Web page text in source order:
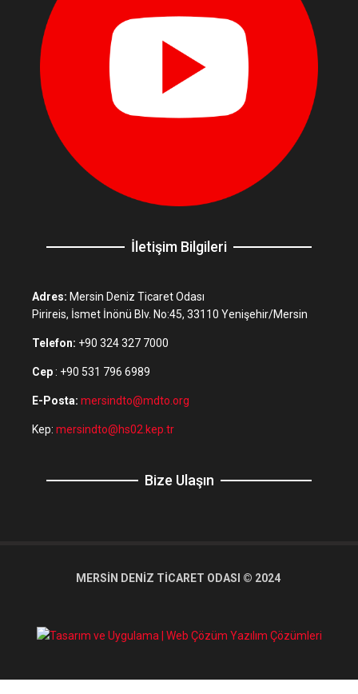
İletişim Bilgileri
Adres: Mersin Deniz Ticaret Odası
Pirireis, İsmet İnönü Blv. No:45, 33110 Yenişehir/Mersin
Telefon: +90 324 327 7000
Cep: +90 531 796 6989
E-Posta: mersindto@mdto.org
Kep: mersindto@hs02.kep.tr
Bize Ulaşın
MERSİN DENİZ TİCARET ODASI © 2024